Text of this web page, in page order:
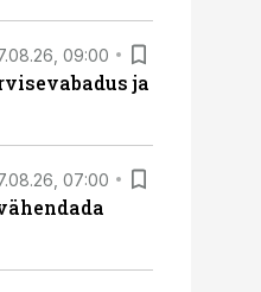
09:00
ja
07:00